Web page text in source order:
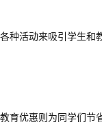
种活动来吸引学生
育优惠则为同学们